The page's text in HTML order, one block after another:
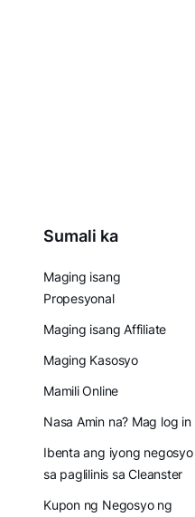
Sumali ka
Maging isang
Propesyonal
Maging isang Affiliate
Maging Kasosyo
Mamili Online
Nasa Amin na? Mag log in
Ibenta ang iyong negosyo
sa paglilinis sa Cleanster
Kupon ng Negosyo ng